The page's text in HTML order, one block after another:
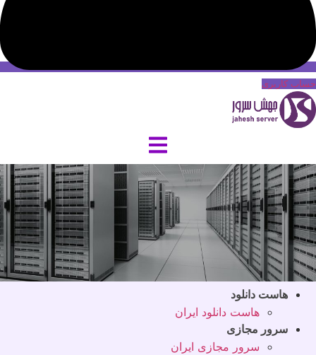
حساب کاربری
هاست دانلود
هاست دانلود ایران
سرور مجازی
سرور مجازی ایران